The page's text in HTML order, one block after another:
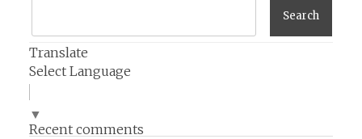
Translate
Select Language
▼
Recent comments